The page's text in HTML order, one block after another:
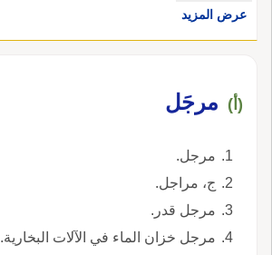
عرض المزيد
(أ) مرجَل
مرجل.
ج، مراجل.
مرجل قدر.
مرجل خزان الماء في الآلات البخارية.